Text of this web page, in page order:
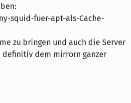
squid-fuer-apt-als-Cache-
zu bringen und auch die Server
definitiv dem mirrorn ganzer